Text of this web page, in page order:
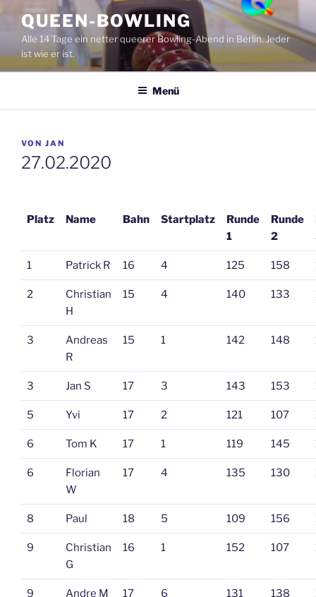
Inhalt
springen
QUEEN-BOWLING
Alle 14 Tage ein netter queerer Bowling-Abend in Berlin. Jeder
ist wie er ist.
Menü
VERÖFFENTLICHT
AM
VON JAN
27.02.2020
Platz Name Bahn Startplatz
Runde
1
Runde
2
1 Patrick R 16 4 125 158
2
Christian
H
15 4 140 133
3
Andreas
R
15 1 142 148
3 Jan S 17 3 143 153
5 Yvi 17 2 121 107
6 Tom K 17 1 119 145
6
Florian
W
17 4 135 130
8 Paul 18 5 109 156
9
Christian
G
16 1 152 107
9 Andre M 17 6 131 138